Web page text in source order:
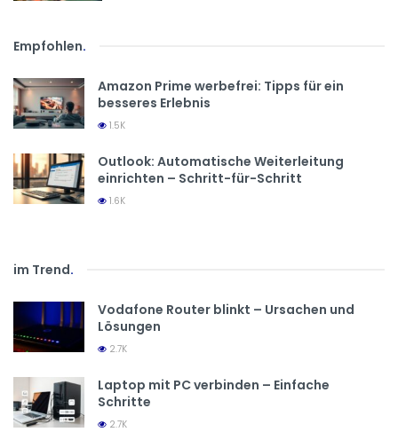
Empfohlen.
Amazon Prime werbefrei: Tipps für ein
besseres Erlebnis
1.5K
Outlook: Automatische Weiterleitung
einrichten – Schritt-für-Schritt
1.6K
im Trend.
Vodafone Router blinkt – Ursachen und
Lösungen
2.7K
Laptop mit PC verbinden – Einfache
Schritte
2.7K